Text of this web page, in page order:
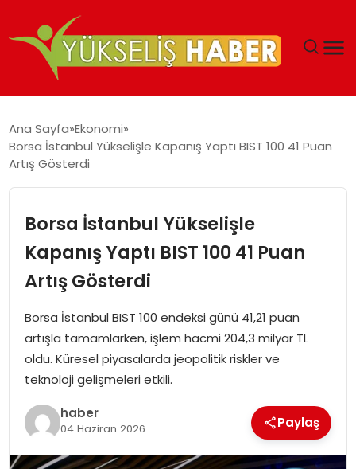
MALIYETLERINI AZALTIYOR’
Ana Sayfa Ekonomi
Borsa İstanbul Yükselişle Kapanış Yaptı BIST 100 41 Puan
Artış Gösterdi
Borsa İstanbul Yükselişle
Kapanış Yaptı BIST 100 41 Puan
Artış Gösterdi
Borsa İstanbul BIST 100 endeksi günü 41,21 puan
artışla tamamlarken, işlem hacmi 204,3 milyar TL
oldu. Küresel piyasalarda jeopolitik riskler ve
teknoloji gelişmeleri etkili.
haber
04 Haziran 2026 Paylaş